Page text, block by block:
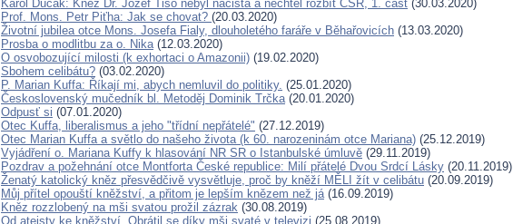
Karol Dučák: Kněz Dr. Jozef Tiso nebyl nacista a nechtěl rozbít ČSR, 1. část (30.03.2020)
Prof. Mons. Petr Piťha: Jak se chovat? (20.03.2020)
Životní jubilea otce Mons. Josefa Fialy, dlouholetého faráře v Běhařovicích (13.03.2020)
Prosba o modlitbu za o. Nika(12.03.2020)
O osvobozující milosti (k exhortaci o Amazonii) (19.02.2020)
Sbohem celibátu? (03.02.2020)
P. Marian Kuffa: Říkají mi, abych nemluvil do politiky. (25.01.2020)
Československý mučedník bl. Metoděj Dominik Trčka(20.01.2020)
Odpusť si (07.01.2020)
Otec Kuffa, liberalismus a jeho "třídní nepřátelé" (27.12.2019)
Otec Marian Kuffa a světlo do našeho života (k 60. narozeninám otce Mariana) (25.12.2019)
Vyjádření o. Mariana Kuffy k hlasování NR SR o Istanbulské úmluvě (29.11.2019)
Pozdrav a požehnání otce Montforta České republice: Milí přátelé Dvou Srdcí Lásky (20.11.2019)
Ženatý katolický kněz přesvědčivě vysvětluje, proč by kněží MĚLI žít v celibátu (20.09.2019)
Můj přítel opouští kněžství, a přitom je lepším knězem než já(16.09.2019)
Kněz rozzlobený na mši svatou prožil zázrak (30.08.2019)
Od ateisty ke kněžství. Obrátil se díky mši svaté v televizi (25.08.2019)